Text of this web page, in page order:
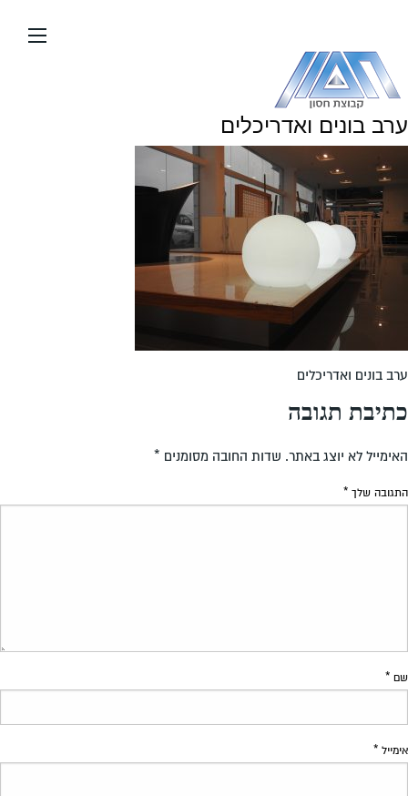
העמוד
ערב בונים ואדריכלים
ערב בונים ואדריכלים
כתיבת תגובה
האימייל לא יוצג באתר. שדות החובה מסומנים *
התגובה שלך *
שם *
אימייל *